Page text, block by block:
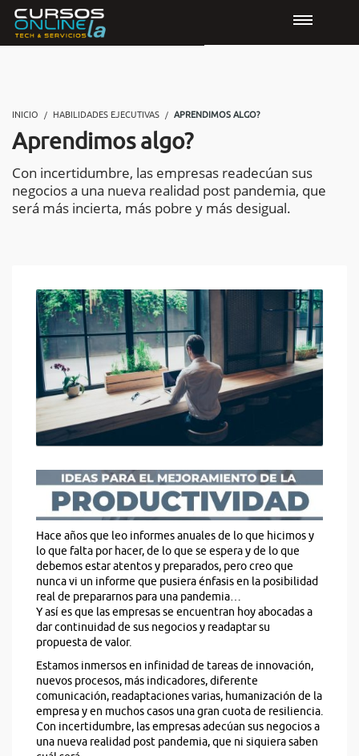
INICIO HABILIDADES EJECUTIVAS APRENDIMOS ALGO?
Aprendimos algo?
Con incertidumbre, las empresas readecúan sus
negocios a una nueva realidad post pandemia, que
será más incierta, más pobre y más desigual.
Hace años que leo informes anuales de lo que hicimos y
lo que falta por hacer, de lo que se espera y de lo que
debemos estar atentos y preparados, pero creo que
nunca vi un informe que pusiera énfasis en la posibilidad
real de prepararnos para una pandemia…
Y así es que las empresas se encuentran hoy abocadas a
dar continuidad de sus negocios y readaptar su
propuesta de valor.
Estamos inmersos en infinidad de tareas de innovación,
nuevos procesos, más indicadores, diferente
comunicación, readaptaciones varias, humanización de la
empresa y en muchos casos una gran cuota de resiliencia.
Con incertidumbre, las empresas adecúan sus negocios a
una nueva realidad post pandemia, que ni siquiera saben